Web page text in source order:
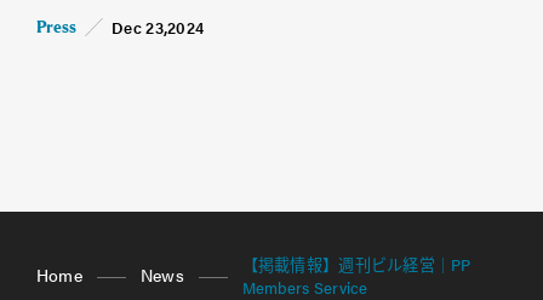
Press Dec 23,2024
Home News
【掲載情報】週刊ビル経営｜PP
Members Service